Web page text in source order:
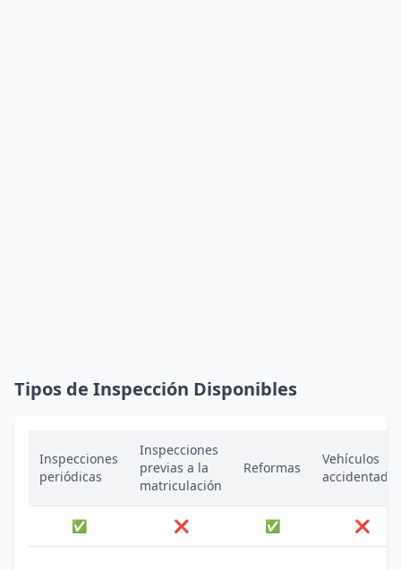
Tipos de Inspección Disponibles
Inspecciones
periódicas
Inspecciones
previas a la
matriculación
Reformas
Vehículos
accidentados
✅ ❌ ✅ ❌